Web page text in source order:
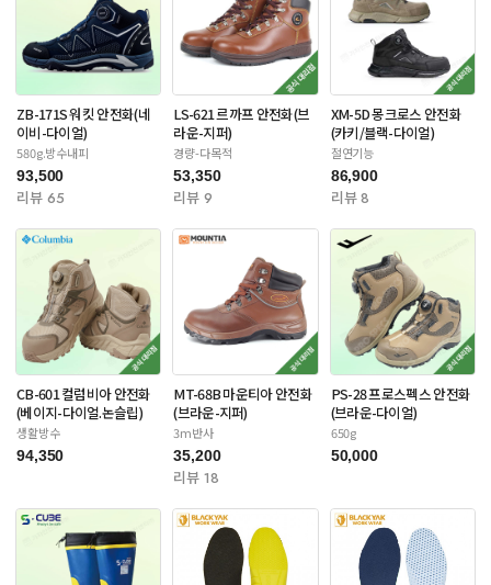
ZB-171S 워킷 안전화(네
이비-다이얼)
580g.방수내피
93,500
리뷰 65
LS-621 르까프 안전화(브
라운-지퍼)
경량-다목적
53,350
리뷰 9
XM-5D 몽크로스 안전화
(카키/블랙-다이얼)
절연기능
86,900
리뷰 8
CB-601 컬럼비아 안전화
(베이지-다이얼.논슬립)
생활방수
94,350
MT-68B 마운티아 안전화
(브라운-지퍼)
3m반사
35,200
리뷰 18
PS-28 프로스펙스 안전화
(브라운-다이얼)
650g
50,000